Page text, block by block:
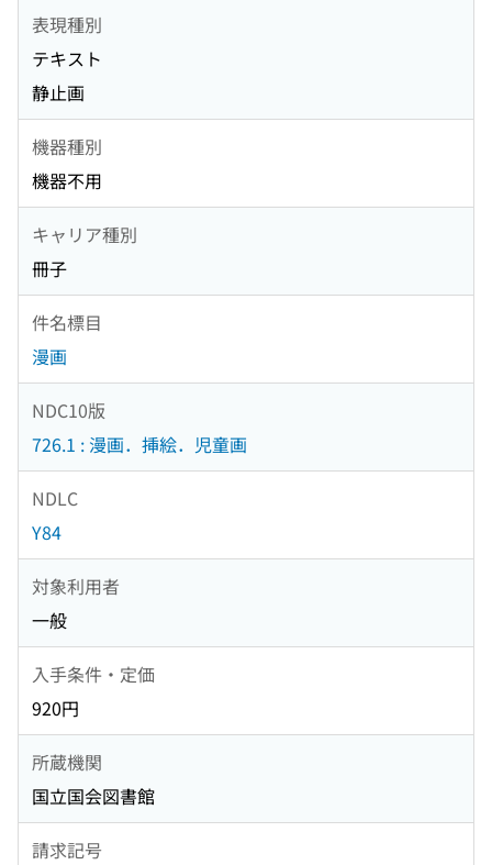
表現種別
テキスト
静止画
機器種別
機器不用
キャリア種別
冊子
件名標目
漫画
NDC10版
726.1 : 漫画．挿絵．児童画
NDLC
Y84
対象利用者
一般
入手条件・定価
920円
所蔵機関
国立国会図書館
請求記号